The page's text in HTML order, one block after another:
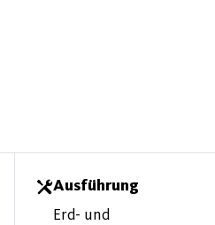
Ausführung
Erd- und